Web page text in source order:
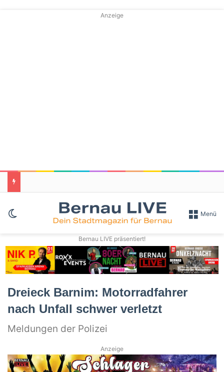
Anzeige
Skin umschalten Menü
Bernau LIVE präsentiert!
Dreieck Barnim: Motorradfahrer
nach Unfall schwer verletzt
Meldungen der Polizei
Anzeige